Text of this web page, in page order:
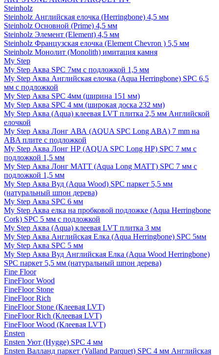
Steinholz
Steinholz Английская елочка (Herringbone) 4,5 мм
Steinholz Основной (Prime) 4,5 мм
Steinholz Элемент (Element) 4,5 мм
Steinholz Французская елочка (Element Chevron ) 5,5 мм
Steinholz Монолит (Monolith) имитация камня
My Step
My Step Аква SPC 7мм c подложкой 1,5 мм
My Step Аква Английская елочка (Aqua Herringbone) SPC 6,5
мм с подложкой
My Step Аква SPC 4мм (ширина 151 мм)
My Step Аква SPC 4 мм (широкая доска 232 мм)
My Step Аква (Aqua) клеевая LVT плитка 2,5 мм Английской
елочкой
My Step Аква Лонг АВА (AQUA SPC Long ABA) 7 mm на
ABA плите с подложкой
My Step Аква Лонг НР (AQUA SPC Long HP) SPC 7 мм с
подложкой 1,5 мм
My Step Аква Лонг MATT (Aqua Long MATT) SPC 7 мм с
подложкой 1,5 мм
My Step Аква Вуд (Aqua Wood) SPC паркет 5,5 мм
(натуральный шпон дерева)
My Step Аква SPC 6 мм
My Step Аква елка на пробковой подложке (Aqua Herringbone
Cork) SPC 5 мм с подложкой
My Step Аква (Aqua) клеевая LVT плитка 3 мм
My Step Аква Английская Елка (Aqua Herringbone) SPC 5мм
My Step Аква SPC 5 мм
My Step Аква Вуд Английская Елка (Aqua Wood Herringbone)
SPC паркет 5,5 мм (натуральный шпон дерева)
Fine Floor
FineFloor Wood
FineFloor Stone
FineFloor Rich
FineFloor Stone (Клеевая LVT)
FineFloor Rich (Клеевая LVT)
FineFloor Wood (Клеевая LVT)
Ensten
Ensten Уют (Hygge) SPC 4 мм
Ensten Валланд паркет (Valland Parquet) SPC 4 мм Английская